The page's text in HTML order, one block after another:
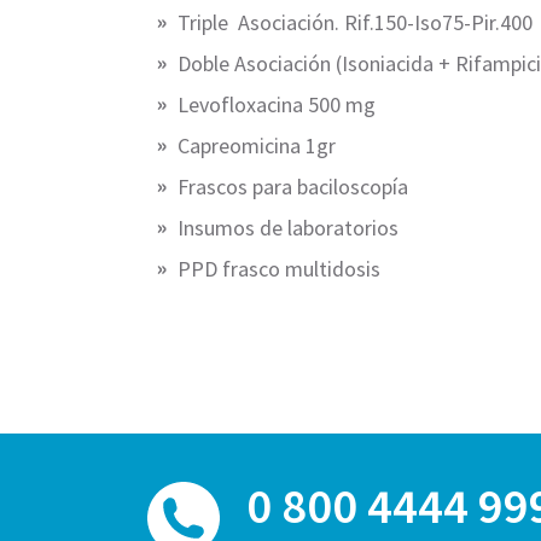
Triple Asociación. Rif.150-Iso75-Pir.400
Doble Asociación (Isoniacida +
Levofloxacina 500 mg
Capreomicina 1gr
Frascos para baciloscopía
Insumos de laboratorios
PPD frasco multidosis
0 800 4444